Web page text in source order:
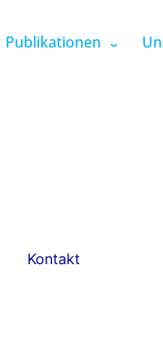
Publikationen
Kontakt